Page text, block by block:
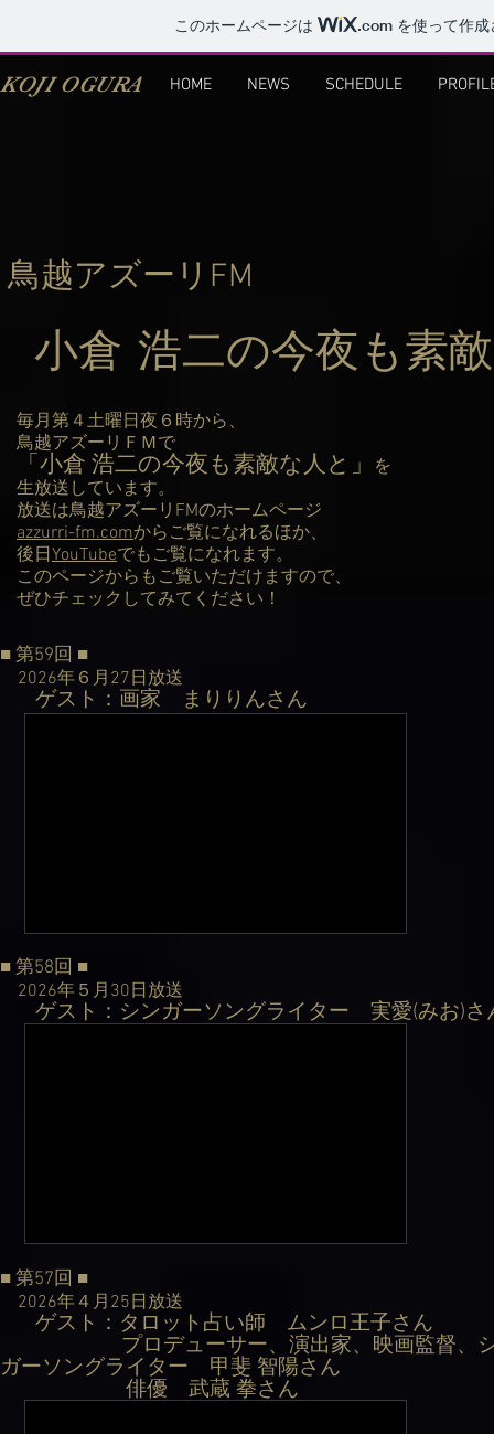
このホームページは .comを使って作成
KOJI OGURA HOME NEWS SCHEDULE
鳥越アズーリFM
小倉 浩二の​今夜も素
毎月第４土曜日夜６時から、
鳥越アズーリＦＭで
「小倉 浩二の今夜も素敵な人と」
を
生放送しています。
放送は鳥越アズーリFMのホームページ
azzurri-fm.comからご覧になれるほか、
後日 YouTubeでもご覧になれます。
このページからもご覧いただけますので、
ぜひチェックしてみてください！
■ 第59回 ■
2026年６月27日 放送
ゲスト：画家 まりりんさん​
■ 第58回 ■
2026年５月30日 放送
ゲスト：シンガーソングライター 実愛(みお)さ
■ 第57回 ■
2026年４月25日 放送
ゲスト：タロット占い師 ムンロ王子さん
プロデューサー、演出家、映画監督、
ガーソングライター 甲斐 智陽さん
​ 俳優 武蔵 拳さん